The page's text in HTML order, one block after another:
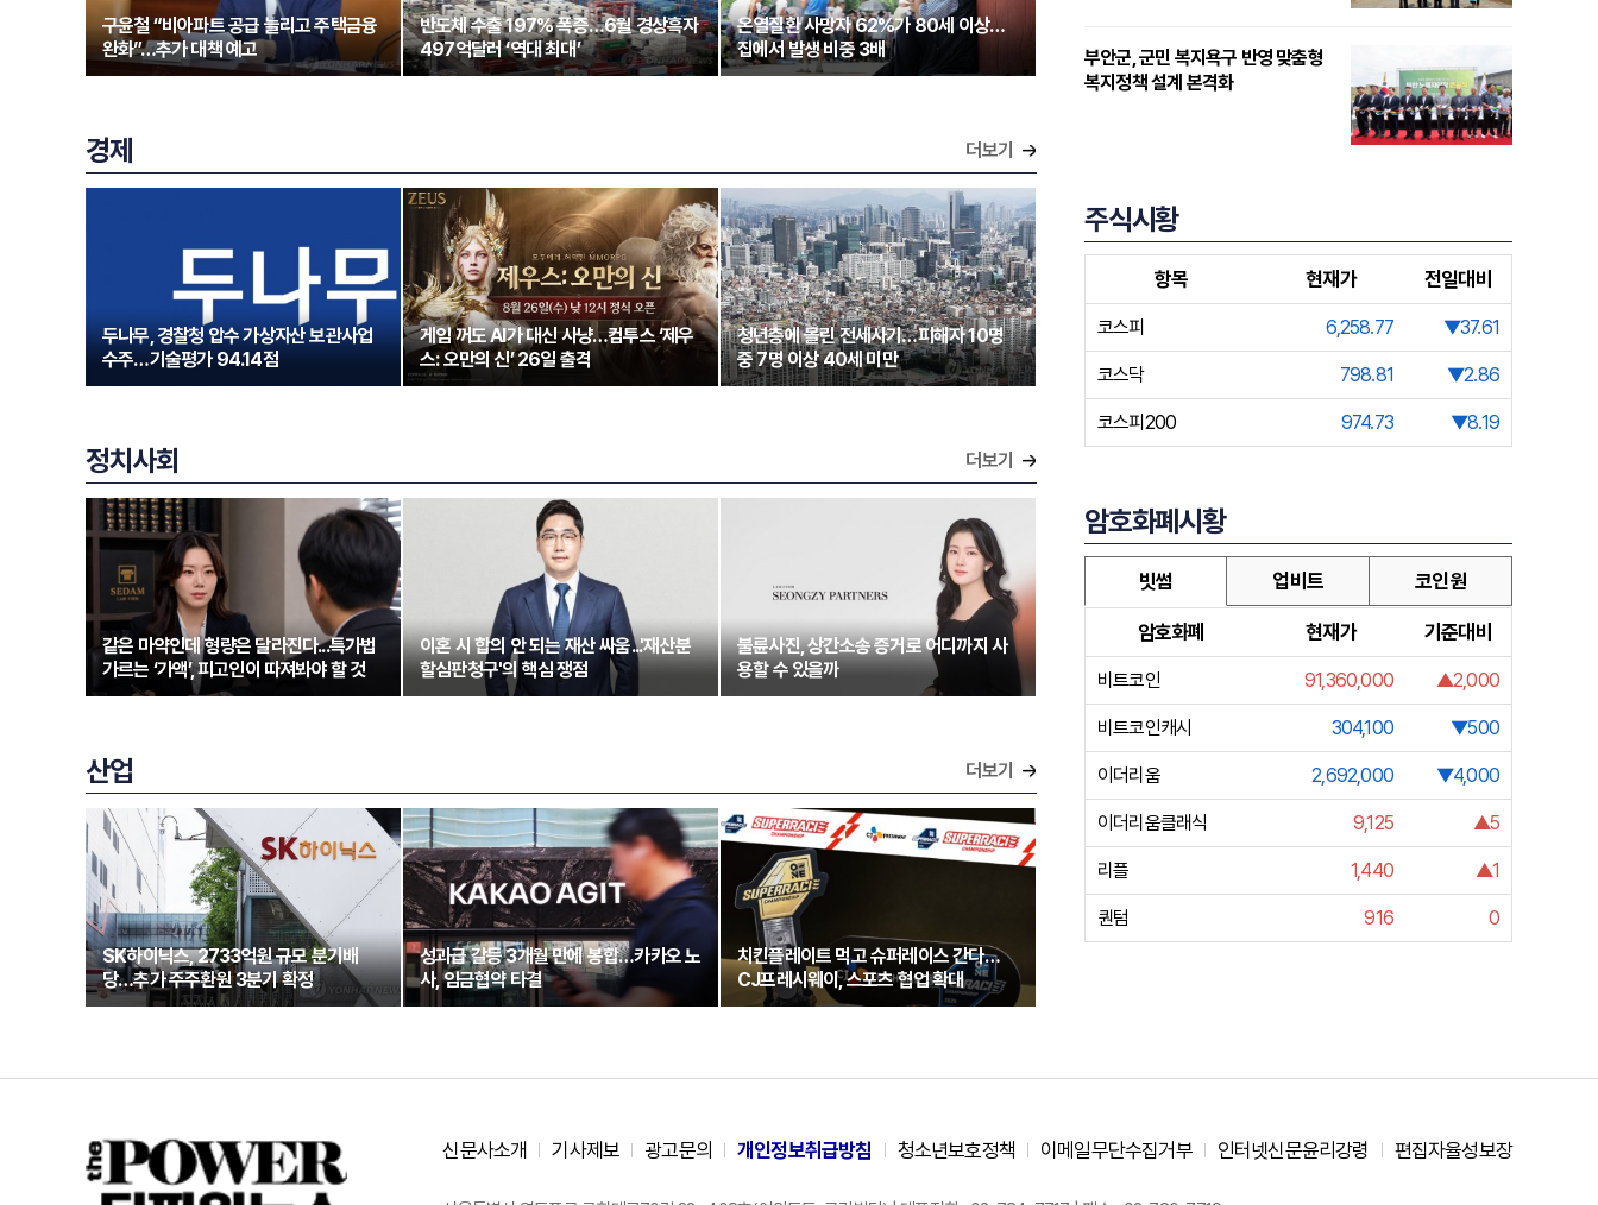
구윤철 “비아파트 공급 늘리고 주택금융
완화”…추가 대책 예고
반도체 수출 197% 폭증…6월 경상흑자
497억달러 ‘역대 최대’
온열질환 사망자 62%가 80세 이상…
집에서 발생 비중 3배
경제 더보기
두나무, 경찰청 압수 가상자산 보관사업
수주…기술평가 94.14점
게임 꺼도 AI가 대신 사냥…컴투스 ‘제우
스: 오만의 신’ 26일 출격
청년층에 몰린 전세사기…피해자 10명
중 7명 이상 40세 미만
정치사회 더보기
같은 마약인데 형량은 달라진다...특가법
가르는 ‘가액’, 피고인이 따져봐야 할 것
이혼 시 합의 안 되는 재산 싸움...'재산분
할심판청구'의 핵심 쟁점
불륜사진, 상간소송 증거로 어디까지 사
용할 수 있을까
산업 더보기
SK하이닉스, 2733억원 규모 분기배
당…추가 주주환원 3분기 확정
성과급 갈등 3개월 만에 봉합…카카오 노
사, 임금협약 타결
치킨플레이트 먹고 슈퍼레이스 간다…
CJ프레시웨이, 스포츠 협업 확대
부안군, 군민 복지욕구 반영 맞춤형
복지정책 설계 본격화
주식시황
항목 현재가 전일대비
코스피 6,258.77 ▼37.61
코스닥 798.81 ▼2.86
코스피200 974.73 ▼8.19
암호화폐시황
빗썸 업비트 코인원
암호화폐 현재가 기준대비
비트코인 91,360,000 ▲2,000
비트코인캐시 304,100 ▼500
이더리움 2,692,000 ▼4,000
이더리움클래식 9,125 ▲5
리플 1,440 ▲1
퀀텀 916 0
신문사소개 기사제보 광고문의 개인정보취급방침 청소년보호정책 이메일무단수집거부 인터넷신문윤리강령 편집자율성보장